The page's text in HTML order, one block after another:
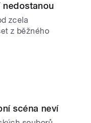
zcela
z běžného
scéna neví